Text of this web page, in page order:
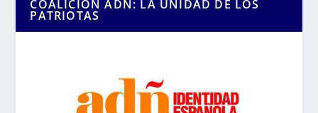
COALICIÓN ADÑ: LA UNIDAD DE LOS
PATRIOTAS